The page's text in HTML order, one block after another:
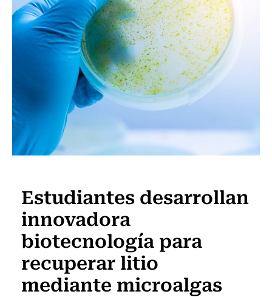
Estudiantes desarrollan
innovadora
biotecnología para
recuperar litio
mediante microalgas